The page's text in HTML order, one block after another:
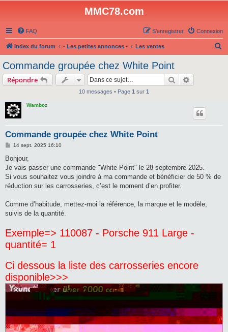
MMC78.com
FAQ Connexion
S’enregistrer
Index du forum - Les petites annonces - Les ventes
Commande groupée chez White Point
Répondre Rechercher
10 messages • Page 1 sur 1
Wamboz
Commande groupée chez White Point
M
s
a
g
14 sept. 2025 16:10
Bonjour,
Je vais passer une commande "White Point" le 28 septembre 2025.
Si vous souhaitez vous joindre à ma commande et bénéficier de 50 % de
réduction sur les carrosseries, c’est le moment d’en profiter.
Comme d’habitude, mettez-moi la référence, la marque et le modèle,
suivis de la quantité.
Exemple=> 110087 - Porsche 911 Large -
quantité= 1
Ci dessous la liste des carrosseries encore
disponible>>>